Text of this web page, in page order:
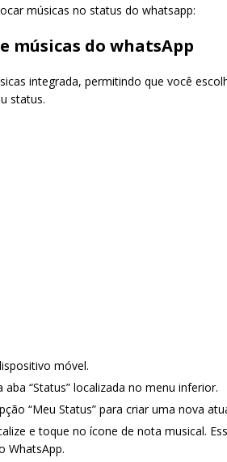
músicas no status do whatsapp:
músicas do whatsApp
integrada, permitindo que você
status.
móvel.
“Status” localizada no menu inferior.
“Meu Status” para criar uma nova
e toque no ícone de nota musical.
WhatsApp.